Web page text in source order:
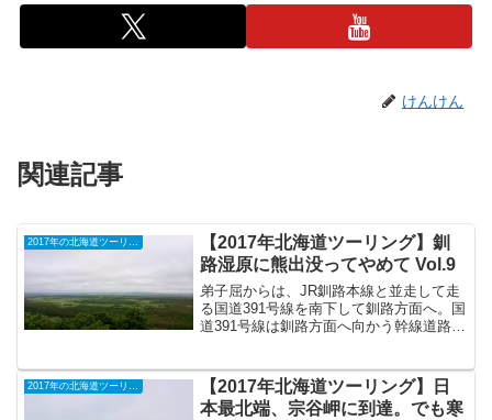
けんけん
関連記事
【2017年北海道ツーリング】釧
路湿原に熊出没ってやめて Vol.9
弟子屈からは、JR釧路本線と並走して走
る国道391号線を南下して釧路方面へ。国
道391号線は釧路方面へ向かう幹線道路な
てきた道内の道のなかでは最も混み合っ
ていた。とうろ湖...
2017年の北海道ツーリング
【2017年北海道ツーリング】日
本最北端、宗谷岬に到達。でも寒